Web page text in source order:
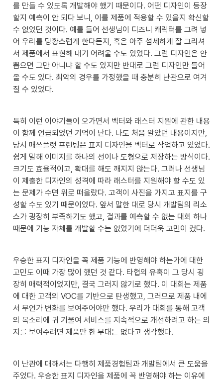
를 만들 수 있도록 개발해야 했기 때문이다. 어떤 디자인이 등장
할지 예측이 안 되다 보니, 이를 제품에 적용할 수 있을지 확신할
수 없었던 것이다. 예를 들어 선생님이 디즈니 캐릭터를 그려 넣
어 우리를 당황스럽게 한다든지, 혹은 아주 섬세하게 잘 그리셔
서 제품에서 표현해 내기 어려울 수도 있었다. 그런 디자인은 안
뽑으면 그만 아니냐 할 수도 있지만 반대로 그런 디자인만 들어
올 수도 있다. 최악의 경우를 가정했을 때 충분히 난관으로 여겨
질 수 있었다.
특히 이런 이야기들이 오가면서 벡터와 래스터 지원에 관한 내용
이 함께 언급되었던 기억이 난다. 나도 처음 알았던 내용이지만,
당시 매쓰플랫 프린팅은 표지 디자인을 벡터로 작업하고 있었다.
쉽게 말해 이미지를 하나의 선이나 도형으로 저장하는 방식이다.
크기도 효율적이고, 확대를 해도 깨지지 않는다. 그러나 선생님
이 제출한 디자인의 성격에 따라 래스터를 지원해야 할 수도 있
는 문제가 수면 위로 떠올랐다. 고객이 사진을 가지고 표지를 구
성할 수도 있기 때문이었다. 앞서 말한 대로 당시 개발팀의 리소
스가 굉장히 부족하기도 했고, 결과를 예측할 수 없는 대회 하나
때문에 기능 자체를 개발할 수는 없었기에 더더욱 고민이 컸다.
우승한 표지 디자인을 꼭 제품 기능에 반영해야 하는가에 대한
고민도 이때 가장 많이 했던 것 같다. 타협의 유혹이 그 당시 굉
장히 매력적이었지만, 결국 그러지 않기로 했다. 이 대회는 제품
에 대한 고객의 VOC를 기반으로 탄생했고, 그러므로 제품 내에
서 무언가 변화를 보여주어야만 했다. 우리가 대회를 통해 고객
의 목소리에 귀 기울여 서비스를 지속적으로 개선하려고 하는 의
지를 보여주려면 제품만 한 무대는 없다고 생각했다.
이 난관에 대해서는 다행히 제품경험팀과 개발팀에서 큰 도움을
주었다. 우승한 표지 디자인을 제품에 꼭 반영해야 하는 이유에